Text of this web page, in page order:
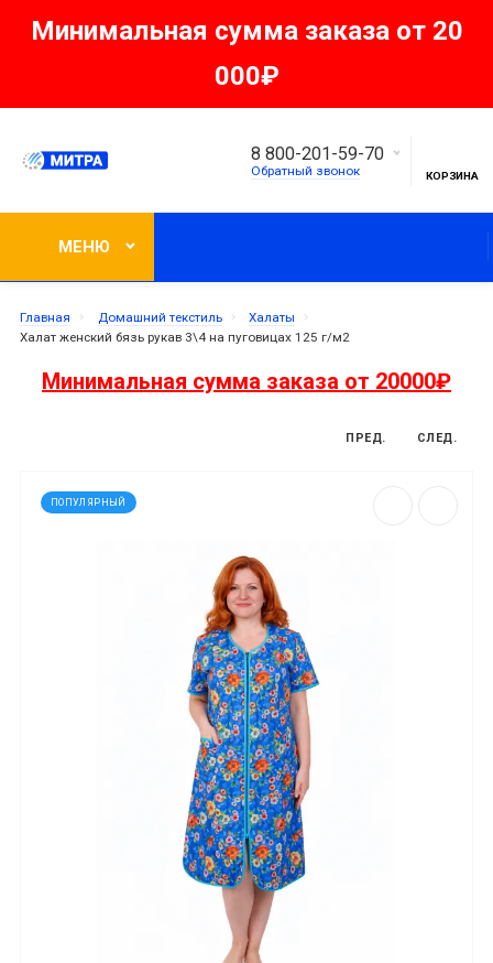
Минимальная сумма заказа от 20
000₽
8 800-201-59-70
Обратный звонок КОРЗИНА
МЕНЮ
Главная Домашний текстиль
Халаты
Халат женский бязь рукав 3\4 на пуговицах 125 г/м2
Минимальная сумма заказа от 20000₽
ПРЕД. СЛЕД.
ПОПУЛЯРНЫЙ